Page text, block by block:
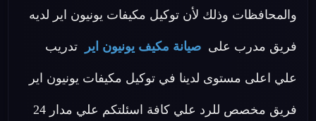
والمحافظات وذلك لأن توكيل مكيفات يونيون اير لديه
فريق مدرب على صيانة مكيف يونيون اير تدريب
علي اعلى مستوى لدينا في توكيل مكيفات يونيون اير
فريق مخصص للرد علي كافة اسئلتكم علي مدار 24